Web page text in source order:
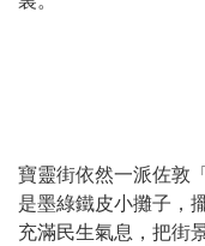
寶靈街依然一派佐敦
是墨綠鐵皮小攤子，
充滿民生氣息，把街